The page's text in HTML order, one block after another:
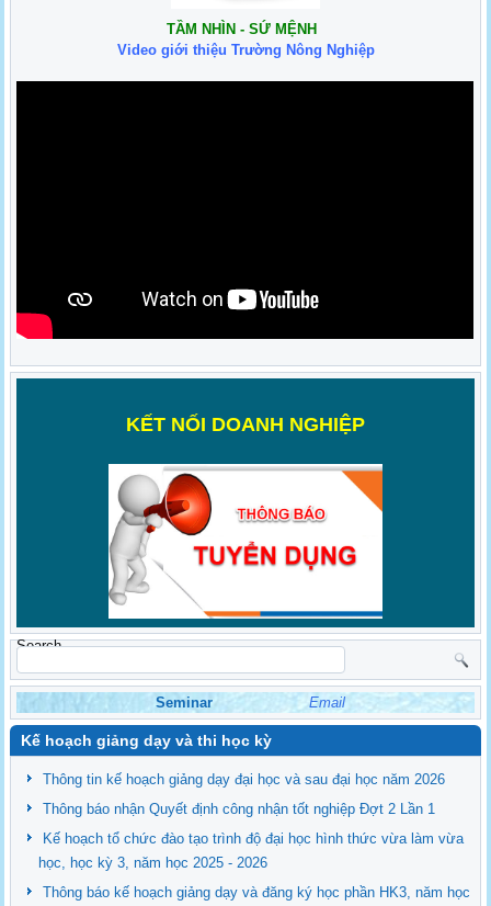
TẦM NHÌN - SỨ MỆNH
Video giới thiệu Trường Nông Nghiệp
KẾT NỐI DOANH NGHIỆP
Search
Seminar Email
Kế hoạch giảng dạy và thi học kỳ
Thông tin kế hoạch giảng dạy đại học và sau đại học năm 2026
Thông báo nhận Quyết định công nhận tốt nghiệp Đợt 2 Lần 1
Kế hoạch tổ chức đào tạo trình độ đại học hình thức vừa làm vừa
học, học kỳ 3, năm học 2025 - 2026
Thông báo kế hoạch giảng dạy và đăng ký học phần HK3, năm học